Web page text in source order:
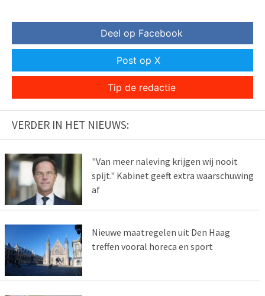
Deel op Facebook
Post op X
Tip de redactie
VERDER IN HET NIEUWS:
"Van meer naleving krijgen wij nooit
spijt." Kabinet geeft extra waarschuwing
af
Nieuwe maatregelen uit Den Haag
treffen vooral horeca en sport